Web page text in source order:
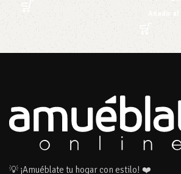
Añadir
💡 ¡Amuéblate tu hogar con estilo! ❤️